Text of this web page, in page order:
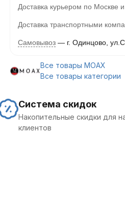
Доставка курьером по Москве
Доставка транспортными
Самовывоз г. Одинцово,
Все товары MOAX
Все товары категории
Система скидок
Накопительные скидки для
клиентов